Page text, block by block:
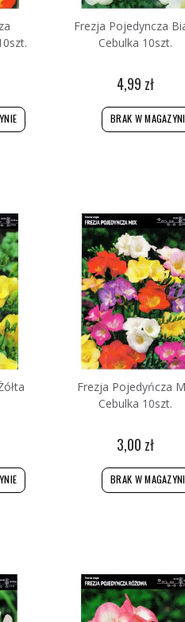
Frezja Pojedyncza
Cebulka 10szt.
4,99 zł
BRAK W
Frezja Pojedyńcza
Cebulka 10szt.
3,00 zł
BRAK W